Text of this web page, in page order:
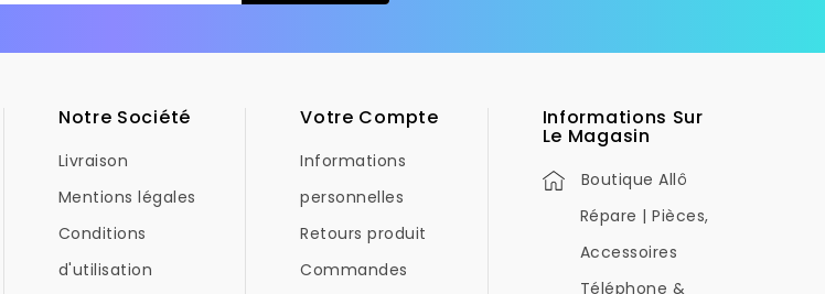
Notre Société
Livraison
Mentions légales
Conditions
d'utilisation
Votre Compte
Informations
personnelles
Retours produit
Commandes
Informations Sur
Le Magasin
Boutique Allô
Répare | Pièces,
Accessoires
Téléphone &